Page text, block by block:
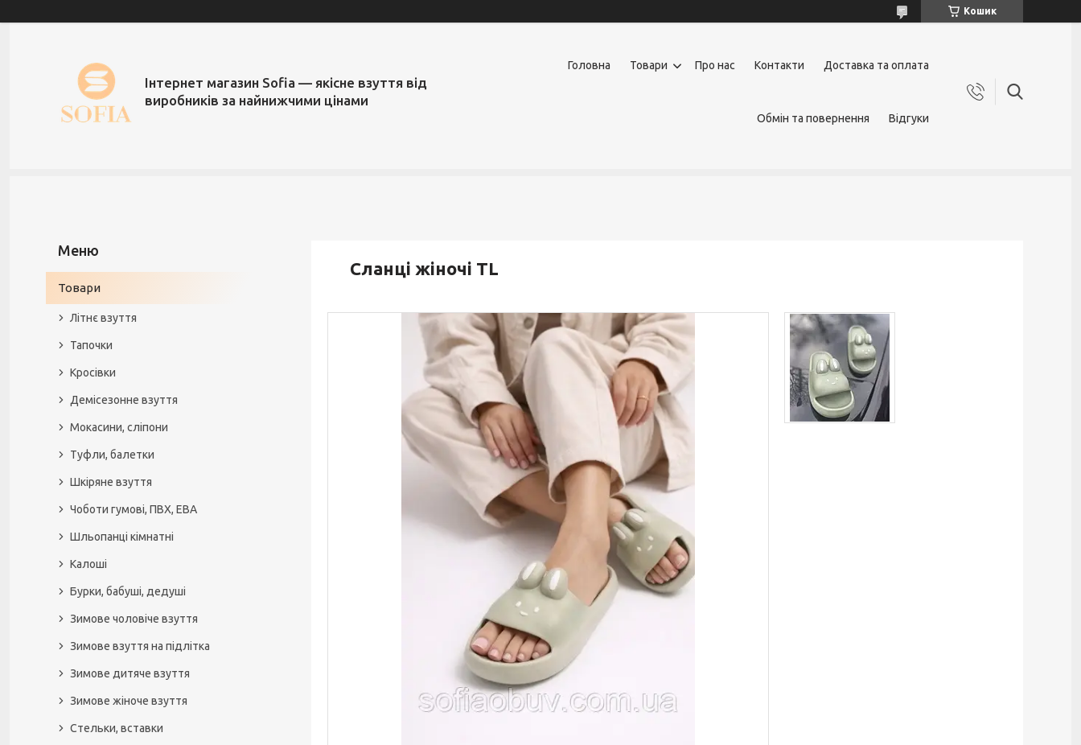
Кошик
Інтернет магазин Sofia — якісне взуття від
виробників за найнижчими цінами
Головна Товари Про нас Контакти Доставка та оплата
Обмін та повернення Відгуки
Сланці жіночі TL
Товари
Літнє взуття
Тапочки
Кросівки
Демісезонне взуття
Мокасини, сліпони
Туфли, балетки
Шкіряне взуття
Чоботи гумові, ПВХ, ЕВА
Шльопанці кімнатні
Калоші
Бурки, бабуші, дедуші
Зимове чоловіче взуття
Зимове взуття на підлітка
Зимове дитяче взуття
Зимове жіноче взуття
Стельки, вставки